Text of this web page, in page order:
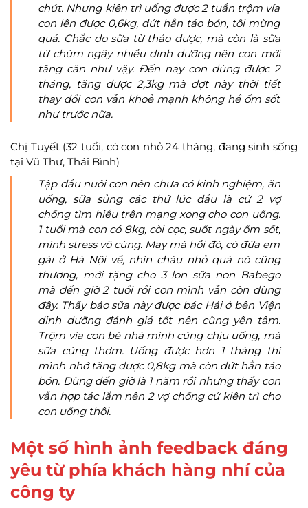
chút. Nhưng kiên trì uống được 2 tuần trộm vía
con lên được 0,6kg, dứt hẳn táo bón, tôi mừng
quá. Chắc do sữa từ thảo dược, mà còn là sữa
từ chùm ngây nhiều dinh dưỡng nên con mới
tăng cân như vậy. Đến nay con dùng được 2
tháng, tăng được 2,3kg mà đợt này thời tiết
thay đổi con vẫn khoẻ mạnh không hề ốm sốt
như trước nữa.
Chị Tuyết (32 tuổi, có con nhỏ 24 tháng, đang sinh sống
tại Vũ Thư, Thái Bình)
Tập đầu nuôi con nên chưa có kinh nghiệm, ăn
uống, sữa sủng các thứ lúc đầu là cứ 2 vợ
chồng tìm hiểu trên mạng xong cho con uống.
1 tuổi mà con có 8kg, còi cọc, suốt ngày ốm sốt,
mình stress vô cùng. May mà hồi đó, có đứa em
gái ở Hà Nội về, nhìn cháu nhỏ quá nó cũng
thương, mới tặng cho 3 lon sữa non Babego
mà đến giờ 2 tuổi rồi con mình vẫn còn dùng
đây. Thấy bảo sữa này được bác Hải ở bên Viện
dinh dưỡng đánh giá tốt nên cũng yên tâm.
Trộm vía con bé nhà mình cũng chịu uống, mà
sữa cũng thơm. Uống được hơn 1 tháng thì
mình nhớ tăng được 0,8kg mà còn dứt hẳn táo
bón. Dùng đến giờ là 1 năm rồi nhưng thấy con
vẫn hợp tác lắm nên 2 vợ chồng cứ kiên trì cho
con uống thôi.
Một số hình ảnh feedback đáng
yêu từ phía khách hàng nhí của
công ty